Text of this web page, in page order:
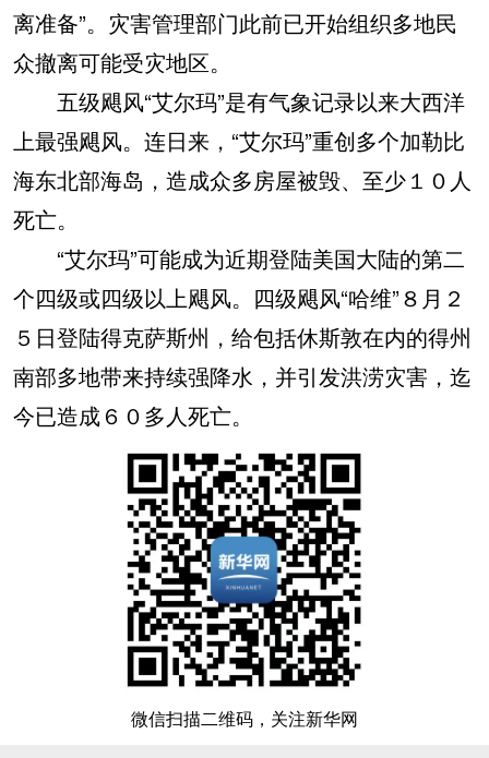
离准备”。灾害管理部门此前已开始组织多地民
众撤离可能受灾地区。
五级飓风“艾尔玛”是有气象记录以来大西洋
上最强飓风。连日来，“艾尔玛”重创多个加勒比
海东北部海岛，造成众多房屋被毁、至少１０人
死亡。
“艾尔玛”可能成为近期登陆美国大陆的第二
个四级或四级以上飓风。四级飓风“哈维”８月２
５日登陆得克萨斯州，给包括休斯敦在内的得州
南部多地带来持续强降水，并引发洪涝灾害，迄
今已造成６０多人死亡。
微信扫描二维码，关注新华网